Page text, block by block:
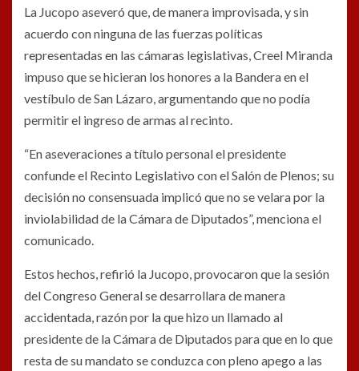
La Jucopo aseveró que, de manera improvisada, y sin
acuerdo con ninguna de las fuerzas políticas
representadas en las cámaras legislativas, Creel Miranda
impuso que se hicieran los honores a la Bandera en el
vestíbulo de San Lázaro, argumentando que no podía
permitir el ingreso de armas al recinto.
“En aseveraciones a título personal el presidente
confunde el Recinto Legislativo con el Salón de Plenos; su
decisión no consensuada implicó que no se velara por la
inviolabilidad de la Cámara de Diputados”, menciona el
comunicado.
Estos hechos, refirió la Jucopo, provocaron que la sesión
del Congreso General se desarrollara de manera
accidentada, razón por la que hizo un llamado al
presidente de la Cámara de Diputados para que en lo que
resta de su mandato se conduzca con pleno apego a las